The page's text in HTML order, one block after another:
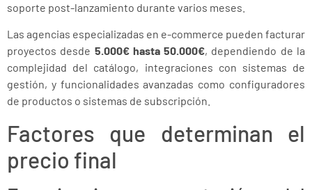
soporte post-lanzamiento durante varios meses.
Las agencias especializadas en e-commerce pueden facturar
proyectos desde 5.000€ hasta 50.000€, dependiendo de la
complejidad del catálogo, integraciones con sistemas de
gestión, y funcionalidades avanzadas como configuradores
de productos o sistemas de subscripción.
Factores que determinan el
precio final